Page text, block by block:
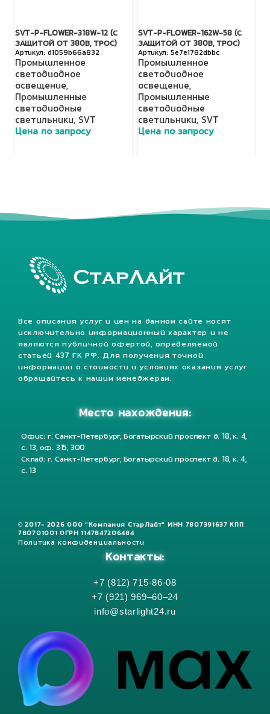
SVT-P-FLOWER-318W-12 (С
ЗАЩИТОЙ ОТ 380В, ТРОС)
d1059b66a832
Промышленное
светодиодное
освещение,
Промышленные
светодиодные
светильники, SVT
Цена по запросу
SVT-P-FLOWER-162W-58 (С
ЗАЩИТОЙ ОТ 380В, ТРОС)
5e7e1782dbbc
Промышленное
светодиодное
освещение,
Промышленные
светодиодные
светильники, SVT
Цена по запросу
Все описания услуг и цен на данном сайте носят
исключительно информационный характер и не
являются публичной офертой, определяемой
статьей 437 ГК РФ. Для получения точной
информации о стоимости и условиях оказания услуг
обращайтесь к нашим менеджерам.
Место нахождения:
Офис: г. Санкт-Петербург, Богатырский проспект д. 18, к. 4,
с. 13, оф. 315, 300
Склад: г. Санкт-Петербург, Богатырский проспект д. 18, к. 4,
с. 13
© 2017- 2026 ООО "Компания СтарЛайт" ИНН 7807391637 КПП
780701001 ОГРН 1147847206484
Политика конфиденциальности
Контакты:
+7 (812) 715-86-08
+7 (921) 969–60–24
info@starlight24.ru